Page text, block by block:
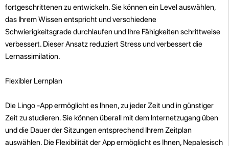
fortgeschrittenen zu entwickeln. Sie können ein Level auswählen,
das Ihrem Wissen entspricht und verschiedene
Schwierigkeitsgrade durchlaufen und Ihre Fähigkeiten schrittweise
verbessert. Dieser Ansatz reduziert Stress und verbessert die
Lernassimilation.
Flexibler Lernplan
Die Lingo -App ermöglicht es Ihnen, zu jeder Zeit und in günstiger
Zeit zu studieren. Sie können überall mit dem Internetzugang üben
und die Dauer der Sitzungen entsprechend Ihrem Zeitplan
auswählen. Die Flexibilität der App ermöglicht es Ihnen, Nepalesisch